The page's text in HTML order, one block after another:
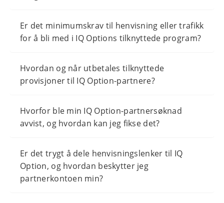
Er det minimumskrav til henvisning eller trafikk
for å bli med i IQ Options tilknyttede program?
Hvordan og når utbetales tilknyttede
provisjoner til IQ Option-partnere?
Hvorfor ble min IQ Option-partnersøknad
avvist, og hvordan kan jeg fikse det?
Er det trygt å dele henvisningslenker til IQ
Option, og hvordan beskytter jeg
partnerkontoen min?